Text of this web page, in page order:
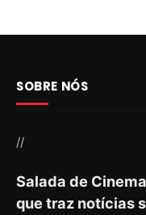
SOBRE NÓS
//
Salada de
que traz notícias